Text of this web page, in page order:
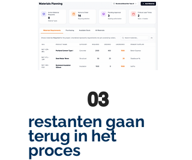
03
restanten gaan
terug in het
proces